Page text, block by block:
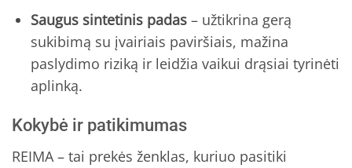
Saugus sintetinis padas– užtikrina gerą
sukibimą su įvairiais paviršiais, mažina
paslydimo riziką ir leidžia vaikui drąsiai tyrinėti
aplinką.
Kokybė ir patikimumas
REIMA – tai prekės ženklas, kuriuo pasitiki